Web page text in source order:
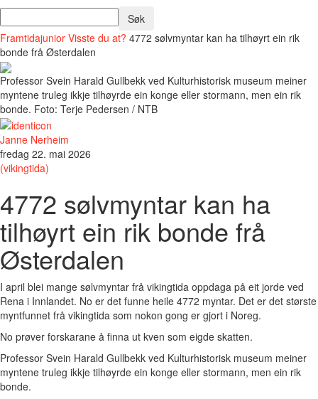
Framtidajunior Visste du at? 4772 sølvmyntar kan ha tilhøyrt ein rik
bonde frå Østerdalen
Professor Svein Harald Gullbekk ved Kulturhistorisk museum meiner
myntene truleg ikkje tilhøyrde ein konge eller stormann, men ein rik
bonde. Foto: Terje Pedersen / NTB
Janne Nerheim
fredag 22. mai 2026
(vikingtida)
4772 sølvmyntar kan ha
tilhøyrt ein rik bonde frå
Østerdalen
I april blei mange sølvmyntar frå vikingtida oppdaga på eit jorde ved
Rena i Innlandet. No er det funne heile 4772 myntar. Det er det største
myntfunnet frå vikingtida som nokon gong er gjort i Noreg.
No prøver forskarane å finna ut kven som eigde skatten.
Professor Svein Harald Gullbekk ved Kulturhistorisk museum meiner
myntene truleg ikkje tilhøyrde ein konge eller stormann, men ein rik
bonde.